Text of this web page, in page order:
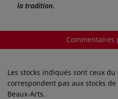
la tradition.
Commentaires
Les stocks indiqués sont ceux
correspondent pas aux stocks
Beaux-Arts.